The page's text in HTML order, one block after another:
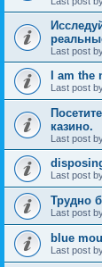
Last post
I am the
Last post
казино.
Last post
Last post
Трудно
Last post
blue
Last post